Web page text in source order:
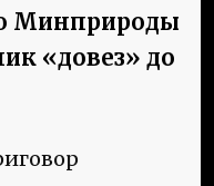
Минприроды
«довез» до